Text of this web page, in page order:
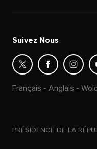
Suivez Nous
Français - Anglais -
PRÉSIDENCE DE LA